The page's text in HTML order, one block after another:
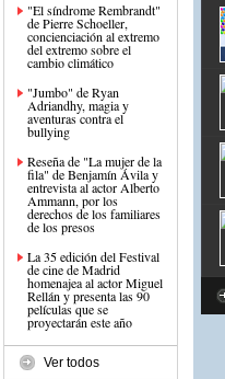
"El síndrome Rembrandt"
de Pierre Schoeller,
concienciación al extremo
del extremo sobre el
cambio climático
"Jumbo" de Ryan
Adriandhy, magia y
aventuras contra el
bullying
Reseña de "La mujer de la
fila" de Benjamín Ávila y
entrevista al actor Alberto
Ammann, por los
derechos de los familiares
de los presos
La 35 edición del Festival
de cine de Madrid
homenajea al actor Miguel
Rellán y presenta las 90
películas que se
proyectarán este año
Ver todos